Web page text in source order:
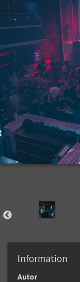
Information
Autor